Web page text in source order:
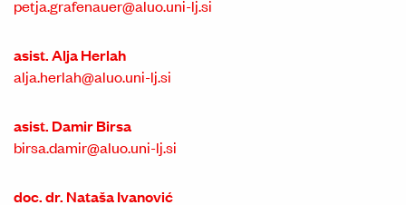
petja.grafenauer@aluo.uni-lj.si
asist. Alja Herlah
alja.herlah@aluo.uni-lj.si
asist. Damir Birsa
birsa.damir@aluo.uni-lj.si
doc. dr. Nataša Ivanović